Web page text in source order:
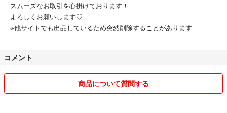
製品タイプ···ケース
スムーズなお取引を心掛けております！
よろしくお願いします♡
※他サイトでも出品しているため突然削除することがあります
コメント
商品について質問する